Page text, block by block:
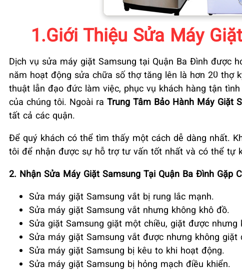
1.Giới Thiệu Sửa Máy
Dịch vụ sửa máy giặt Samsung tại Quận Ba Đình được
năm hoạt động sửa chữa số thợ tăng lên là hơn 20 thợ
thuật lẫn đạo đức làm việc, phục vụ khách hàng tận
của chúng tôi. Ngoài ra Trung Tâm Bảo Hành Máy Giặt
tất cả các quận.
Để quý khách có thể tìm thấy một cách dễ dàng nhất.
tôi để nhận được sự hỗ trợ tư vấn tốt nhất và có thể tự
2. Nhận Sửa Máy Giặt Samsung Tại Quận Ba Đình Gặp
Sửa máy giặt Samsung vắt bị rung lắc mạnh.
Sửa máy giặt Samsung vắt nhưng không khô đồ.
Sửa giặt Samsung giặt một chiều, giặt được nhưng
Sửa máy giặt Samsung vắt được nhưng không giặt
Sửa máy giặt Samsung bị kêu to khi hoạt động.
Sửa máy giặt Samsung bị hỏng mạch điều khiển.